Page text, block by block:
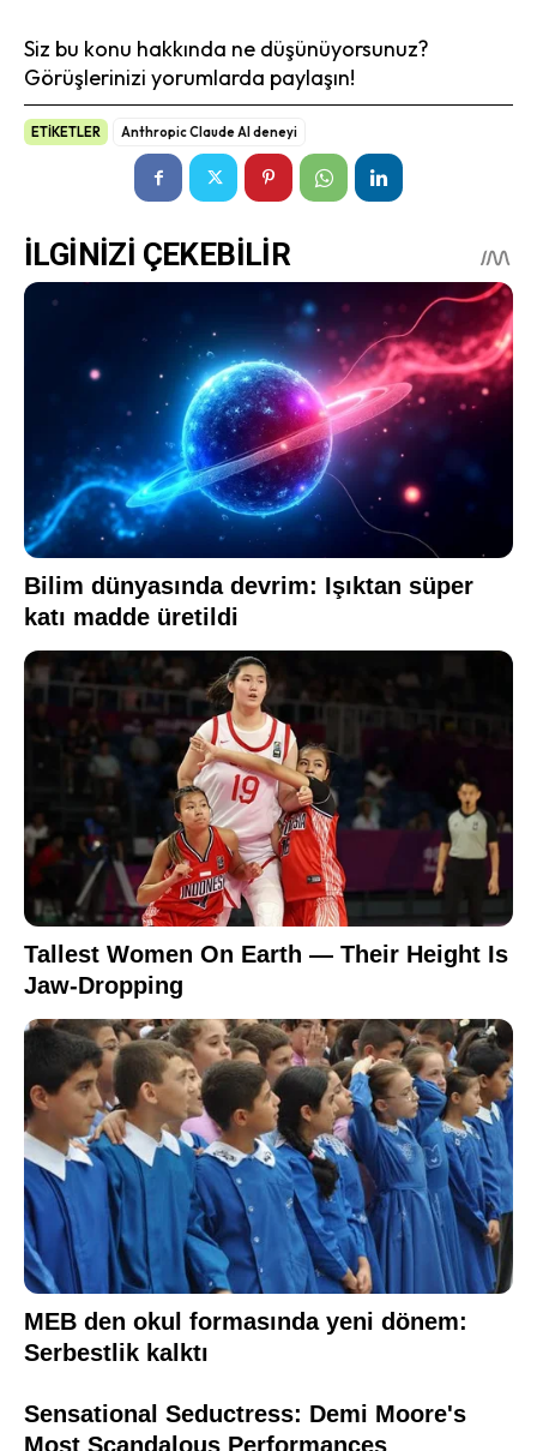
Siz bu konu hakkında ne düşünüyorsunuz?
Görüşlerinizi yorumlarda paylaşın!
ETİKETLER Anthropic Claude AI deneyi